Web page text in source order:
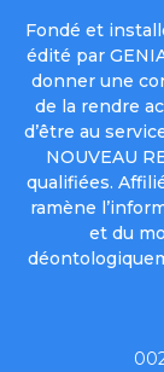
Fondé et
édité par
donner une
de la rendre
d’être au
NOUVEAU
qualifiées.
ramène
et du